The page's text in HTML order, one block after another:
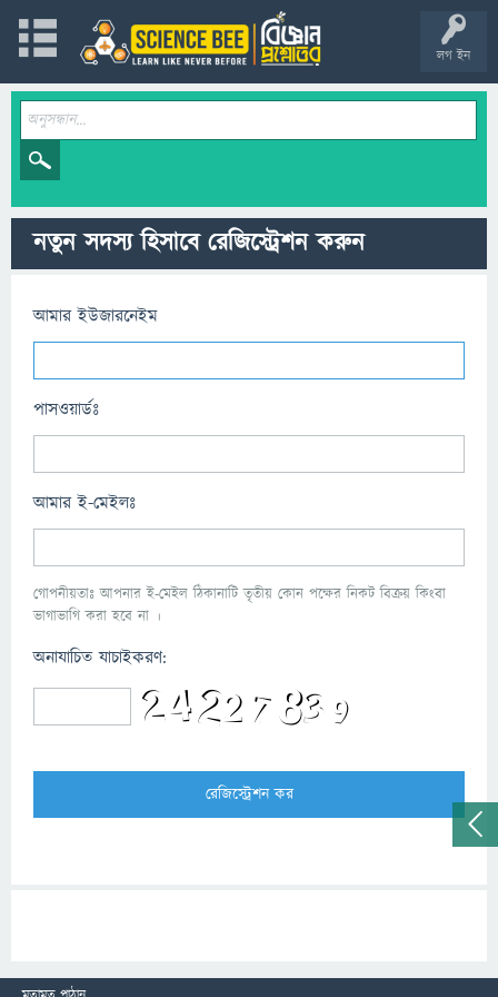
লগ ইন
নতুন সদস্য হিসাবে রেজিস্ট্রেশন করুন
আমার ইউজারনেইম
পাসওয়ার্ডঃ
আমার ই-মেইলঃ
গোপনীয়তাঃ আপনার ই-মেইল ঠিকানাটি তৃতীয় কোন পক্ষের নিকট বিক্রয় কিংবা
ভাগাভাগি করা হবে না ।
অনাযাচিত যাচাইকরণ: